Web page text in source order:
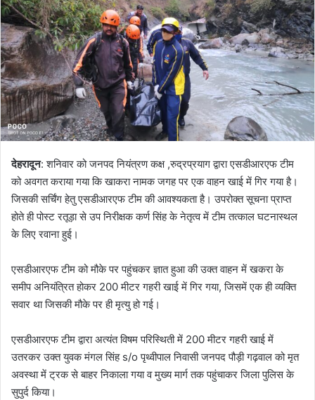
देहरादून: शनिवार को जनपद नियंत्रण कक्ष ,रुद्रप्रयाग द्वारा एसडीआरएफ टीम
को अवगत कराया गया कि खाकरा नामक जगह पर एक वाहन खाई में गिर गया है।
जिसकी सर्चिंग हेतु एसडीआरएफ टीम की आवश्यकता है। उपरोक्त सूचना प्राप्त
होते ही पोस्ट रतूड़ा से उप निरीक्षक कर्ण सिंह के नेतृत्व में टीम तत्काल घटनास्थल
के लिए रवाना हुई।
एसडीआरएफ टीम को मौके पर पहुंचकर ज्ञात हुआ की उक्त वाहन में खकरा के
समीप अनियंत्रित होकर 200 मीटर गहरी खाई में गिर गया, जिसमें एक ही व्यक्ति
सवार था जिसकी मौके पर ही मृत्यु हो गई।
एसडीआरएफ टीम द्वारा अत्यंत विषम परिस्थिती में 200 मीटर गहरी खाई में
उतरकर उक्त युवक मंगल सिंह s/o पृथ्वीपाल निवासी जनपद पौड़ी गढ़वाल को मृत
अवस्था में ट्रक से बाहर निकाला गया व मुख्य मार्ग तक पहुंचाकर जिला पुलिस के
सुपुर्द किया।